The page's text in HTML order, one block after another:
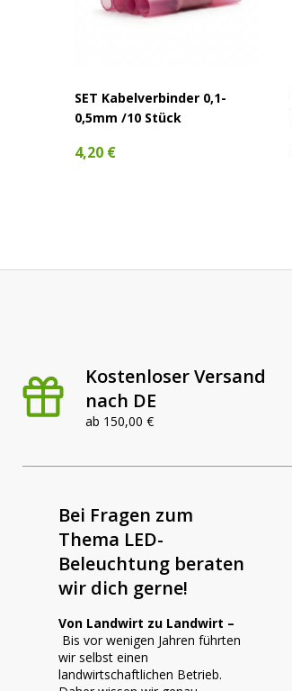
SET Kabelverbinder 0,1-
0,5mm /10 Stück
4,20 €
Kostenloser Versand
nach DE
ab 150,00 €
Bei Fragen zum
Thema LED-
Beleuchtung beraten
wir dich gerne!
Von Landwirt zu Landwirt –
Bis vor wenigen Jahren führten
wir selbst einen
landwirtschaftlichen Betrieb.